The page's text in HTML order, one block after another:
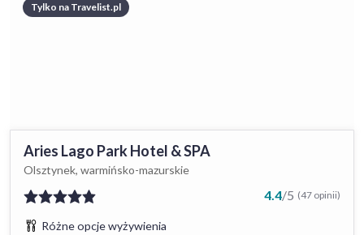
Tylko na Travelist.pl
Aries Lago Park Hotel & SPA
Olsztynek, warmińsko-mazurskie
4.4/5 (47 opinii)
Różne opcje wyżywienia